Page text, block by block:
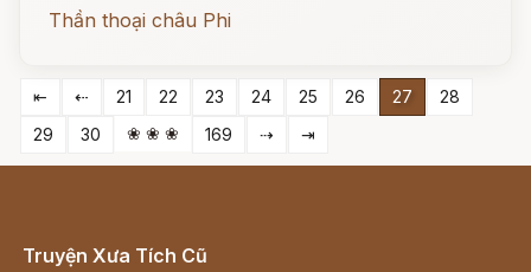
Thần thoại châu Phi
⇤ ⇠ 21 22 23 24 25 26 27
28
29
30 ❀ ❀ ❀ 169 ⇢ ⇥
Truyện Xưa Tích Cũ